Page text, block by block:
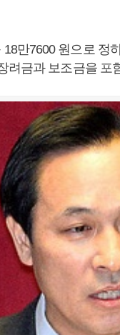
만7600 원으로 정
려금과 보조금을 포